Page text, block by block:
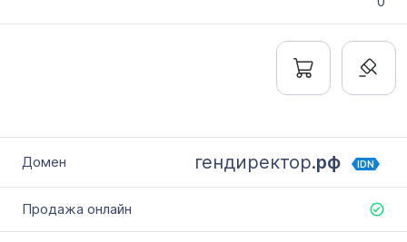
гендиректор.рф IDN